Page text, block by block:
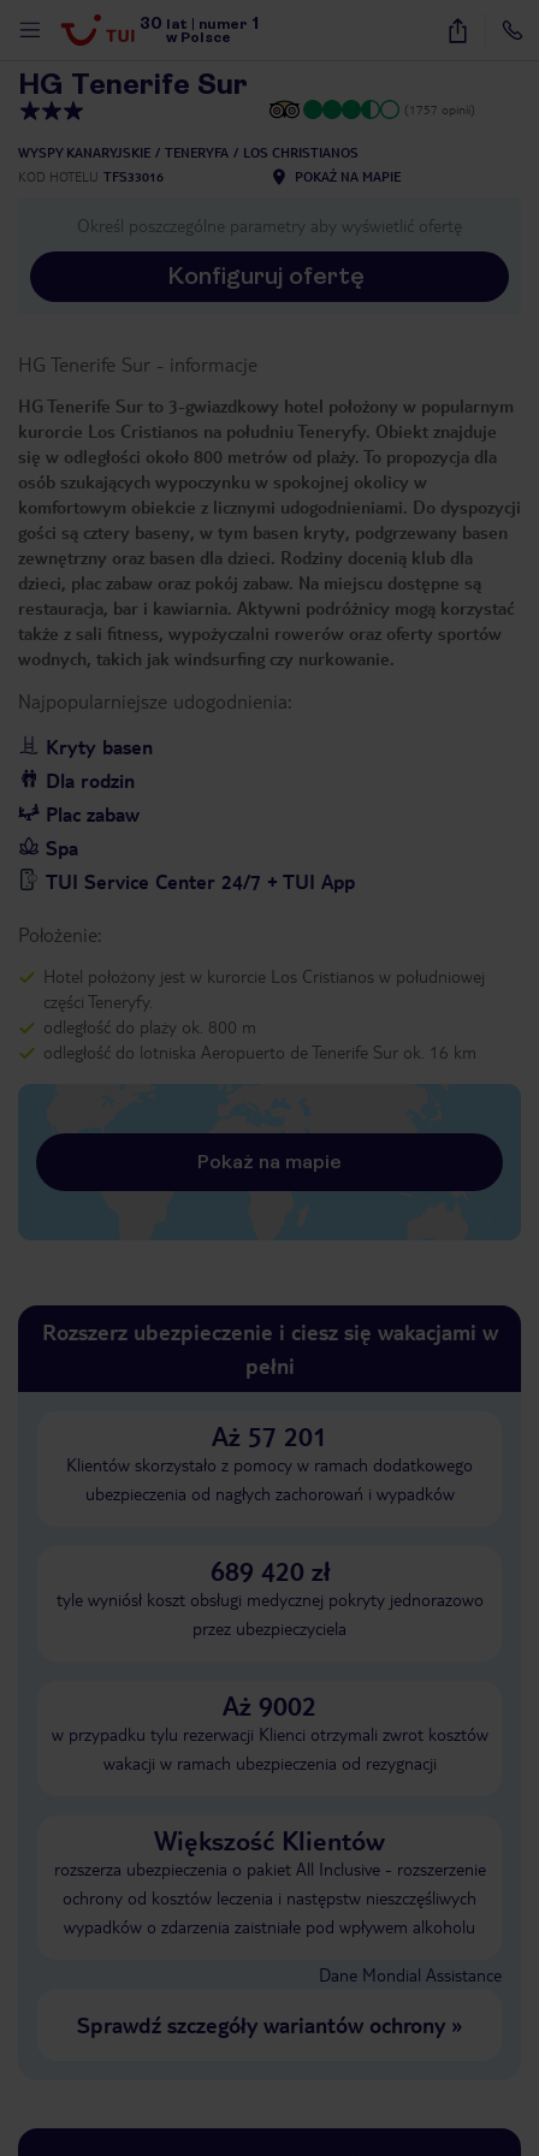
30 lat numer 1
w Polsce
20
HG Tenerife Sur
(1757 opinii)
WYSPY KANARYJSKIE TENERYFA
LOS CHRISTIANOS
KOD HOTELU TFS33016 POKAŻ NA MAPIE
Określ poszczególne parametry aby wyświetlić ofertę
Konfiguruj ofertę
HG Tenerife Sur - informacje
HG Tenerife Sur to 3-gwiazdkowy hotel położony w popularnym
kurorcie Los Cristianos na południu Teneryfy. Obiekt znajduje
się w odległości około 800 metrów od plaży. To propozycja dla
osób szukających wypoczynku w spokojnej okolicy w
komfortowym obiekcie z licznymi udogodnieniami. Do dyspozycji
gości są cztery baseny, w tym basen kryty, podgrzewany basen
zewnętrzny oraz basen dla dzieci. Rodziny docenią klub dla
dzieci, plac zabaw oraz pokój zabaw. Na miejscu dostępne są
restauracja, bar i kawiarnia. Aktywni podróżnicy mogą korzystać
także z sali fitness, wypożyczalni rowerów oraz oferty sportów
wodnych, takich jak windsurfing czy nurkowanie.
Najpopularniejsze udogodnienia:
Kryty basen
Dla rodzin
Plac zabaw
Spa
TUI Service Center 24/7 + TUI App
Położenie:
Hotel położony jest w kurorcie Los Cristianos w południowej
części Teneryfy.
odległość do plaży ok. 800 m
odległość do lotniska Aeropuerto de Tenerife Sur ok. 16 km
Pokaż na mapie
Rozszerz ubezpieczenie i ciesz się wakacjami w
pełni
Aż 57 201
Klientów skorzystało z pomocy w ramach dodatkowego
ubezpieczenia od nagłych zachorowań i wypadków
689 420 zł
tyle wyniósł koszt obsługi medycznej pokryty jednorazowo
przez ubezpieczyciela
Aż 9002
w przypadku tylu rezerwacji Klienci otrzymali zwrot kosztów
wakacji w ramach ubezpieczenia od rezygnacji
Większość Klientów
rozszerza ubezpieczenia o pakiet All Inclusive - rozszerzenie
ochrony od kosztów leczenia i następstw nieszczęśliwych
wypadków o zdarzenia zaistniałe pod wpływem alkoholu
Dane Mondial Assistance
Sprawdź szczegóły wariantów ochrony»